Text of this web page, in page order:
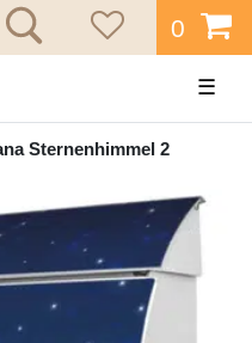
0
☰
Sternenhimmel 2